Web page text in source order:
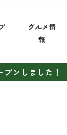
グルメ情
報
ンしました！